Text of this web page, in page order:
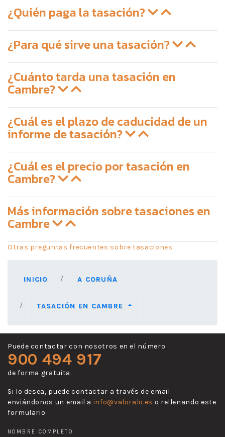
¿Quién paga la tasación?
¿Para qué sirve una tasación?
¿Cuánto tarda una tasación en
Cambre?
¿Cuál es el plazo de caducidad de un
informe de tasación?
¿Cuál es el precio por tasación en
Cambre?
Más información sobre tasaciones en
Cambre
Otras preguntas frecuentes sobre tasaciones
INICIO A CORUÑA
TASACIÓN EN CAMBRE
Puede contactar con nosotros en el número
900 494 917
de forma gratuita.
Si lo desea, puede contactar a través de email
enviándonos un email a info@valoralo.es o rellenando este
formulario
NOMBRE COMPLETO